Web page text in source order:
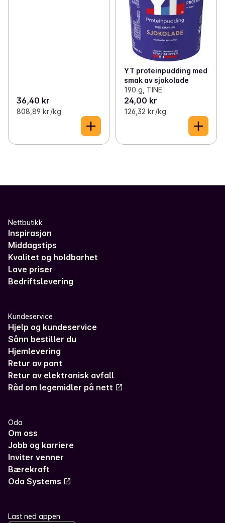
36,40 kr
808,89 kr /kg
YT proteinpudding med
smak av sjokolade
190 g, TINE
24,00 kr
126,32 kr /kg
Nettbutikk
Inspirasjon
Middagstips
Kvalitet og holdbarhet
Lave priser
Bedriftslevering
Kundeservice
Hjelp og kundeservice
Sånn bestiller du
Hjemlevering
Retur av pant
Retur av elektronisk avfall
Råd om legemidler på nett
Oda
Om oss
Jobb og karriere
Inviter venner
Bærekraft
Oda Systems
Last ned appen